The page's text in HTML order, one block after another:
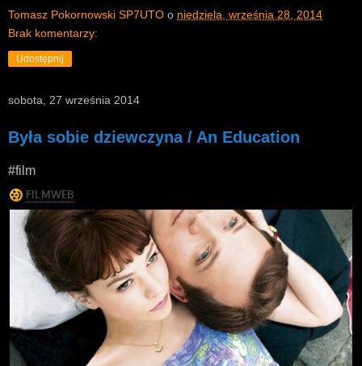
Tomasz Pokornowski SP7UTO o niedziela, września 28, 2014
Brak komentarzy:
Udostępnij
sobota, 27 września 2014
Była sobie dziewczyna / An Education
#film